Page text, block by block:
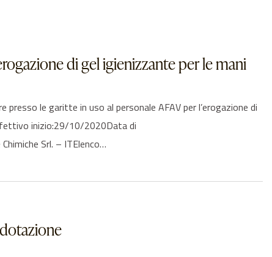
di gel igienizzante per le mani
le garitte in uso al personale AFAV per l’erogazione di
inizio:29/10/2020Data di
Srl. – ITElenco…